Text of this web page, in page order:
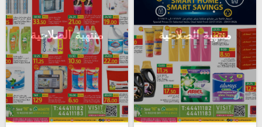
منتهية الصلاحية منتهية الصلاحية